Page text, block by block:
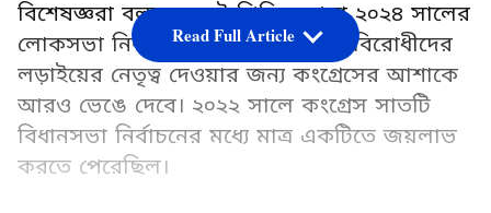
বিশেষজ্ঞরা বলছেন, এই পিছিয়ে পড়া ২০২৪ সালের
লোকসভা নির্বাচনে বিজেপির বিরুদ্ধে বিরোধীদের
লড়াইয়ের নেতৃত্ব দেওয়ার জন্য কংগ্রেসের আশাকে
আরও ভেঙে দেবে। ২০২২ সালে কংগ্রেস সাতটি
বিধানসভা নির্বাচনের মধ্যে মাত্র একটিতে জয়লাভ
করতে পেরেছিল।
Read Full Article